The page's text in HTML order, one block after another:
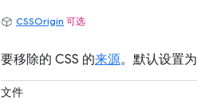
CSSOrigin 可选
要移除的 CSS 的来源。默认设置为
文件